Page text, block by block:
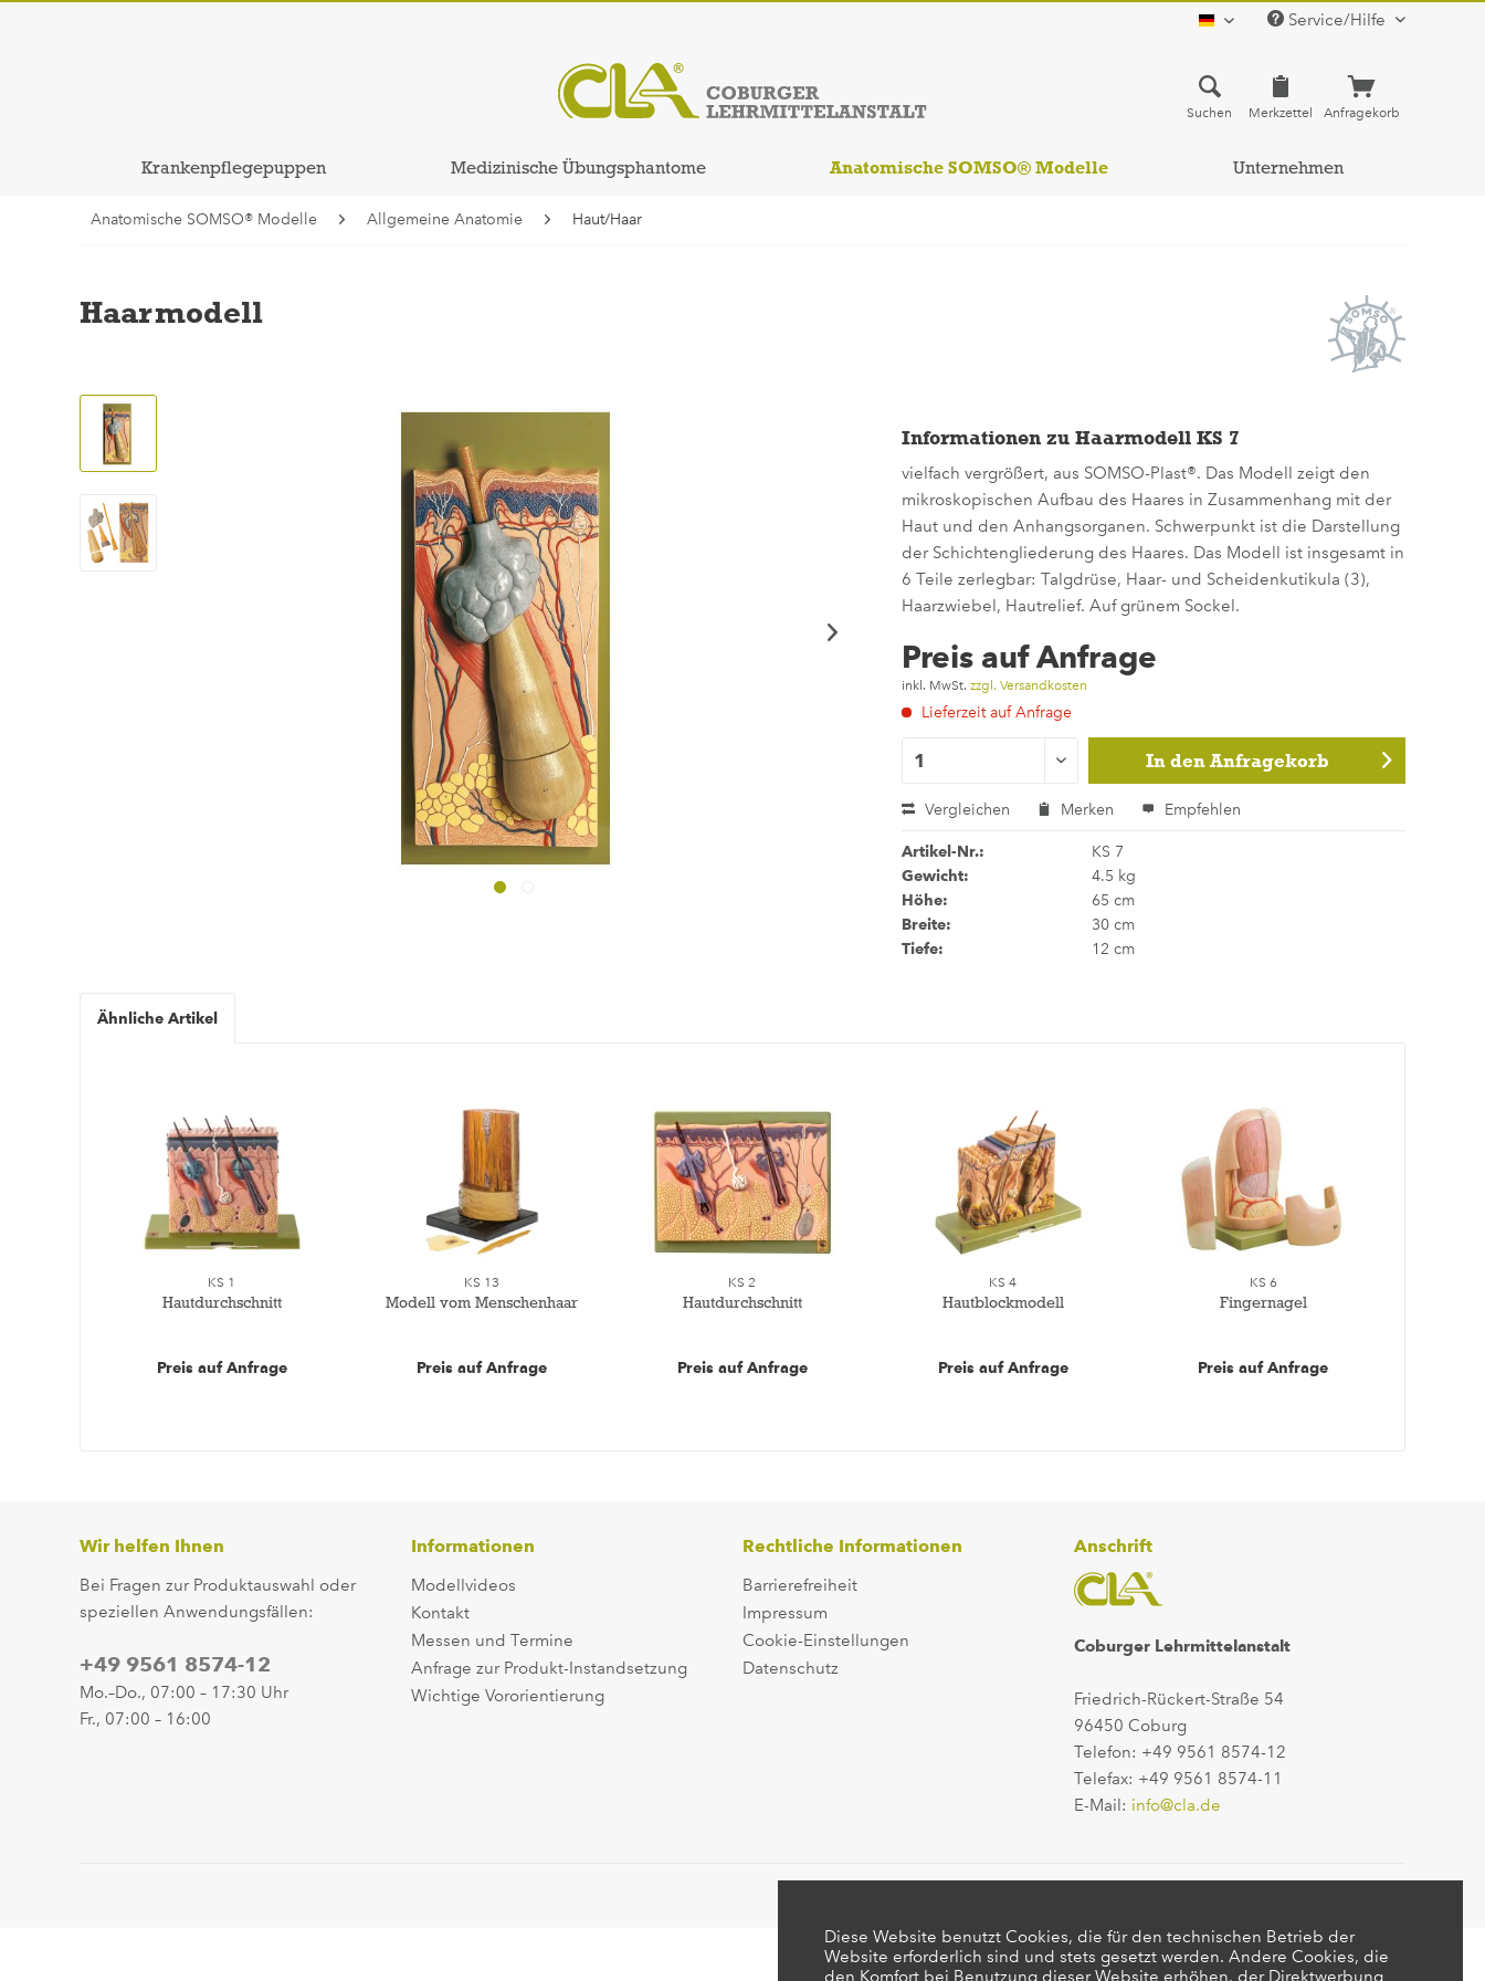
deutsch Service/Hilfe
Suchen Merkzettel Anfragekorb
Krankenpflegepuppen Medizinische Übungsphantome Anatomische SOMSO® Modelle Unternehmen
Anatomische SOMSO® Modelle Allgemeine Anatomie Haut/Haar
Haarmodell
Informationen zu Haarmodell KS 7
vielfach vergrößert, aus SOMSO-Plast®. Das Modell zeigt den
mikroskopischen Aufbau des Haares in Zusammenhang mit der
Haut und den Anhangsorganen. Schwerpunkt ist die Darstellung
der Schichtengliederung des Haares. Das Modell ist insgesamt in
6 Teile zerlegbar: Talgdrüse, Haar- und Scheidenkutikula (3),
Haarzwiebel, Hautrelief. Auf grünem Sockel.
Preis auf Anfrage
inkl. MwSt. zzgl. Versandkosten
Lieferzeit auf Anfrage
In den Anfragekorb
Vergleichen Merken Empfehlen
Artikel-Nr.: KS 7
Gewicht: 4.5 kg
Höhe: 65 cm
Breite: 30 cm
Tiefe: 12 cm
Ähnliche Artikel
KS 1
Hautdurchschnitt
Preis auf Anfrage
KS 13
Modell vom Menschenhaar
Preis auf Anfrage
KS 2
Hautdurchschnitt
Preis auf Anfrage
KS 4
Hautblockmodell
Preis auf Anfrage
KS 6
Fingernagel
Preis auf Anfrage
Wir helfen Ihnen
Bei Fragen zur Produktauswahl oder
speziellen Anwendungsfällen:
+49 9561 8574-12
Mo.–Do., 07:00 – 17:30 Uhr
Fr., 07:00 – 16:00
Informationen
Modellvideos
Kontakt
Messen und Termine
Anfrage zur Produkt-Instandsetzung
Wichtige Vororientierung
Rechtliche Informationen
Barrierefreiheit
Impressum
Cookie-Einstellungen
Datenschutz
Anschrift
Coburger Lehrmittelanstalt
Friedrich-Rückert-Straße 54
96450 Coburg
Telefon: +49 9561 8574-12
Telefax: +49 9561 8574-11
E-Mail: info@cla.de
Diese Website benutzt Cookies, die für den technischen Betrieb der
Website erforderlich sind und stets gesetzt werden. Andere Cookies, die
den Komfort bei Benutzung dieser Website erhöhen, der Direktwerbung